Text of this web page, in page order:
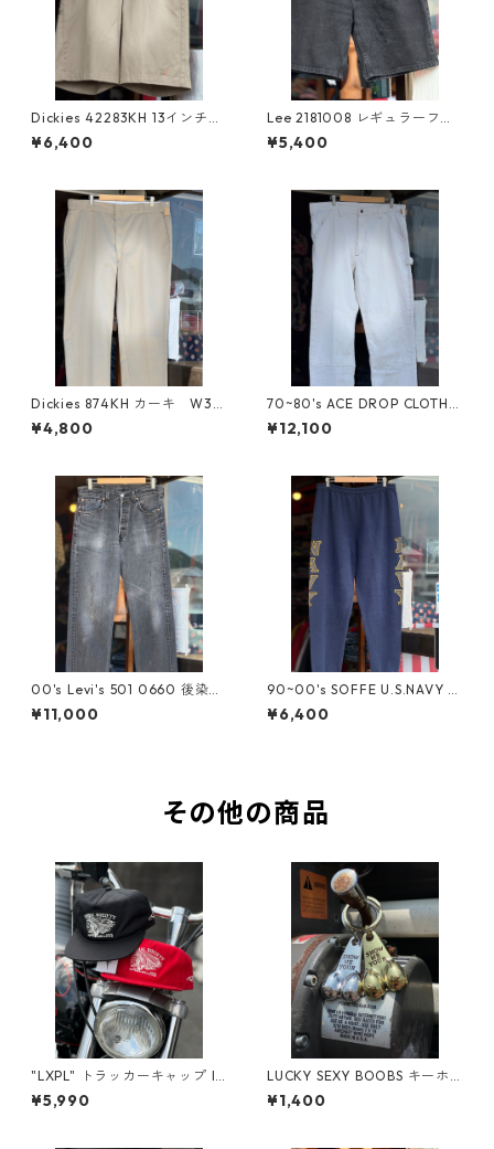
Dickies 42283KH 13インチワ
ークショーツ ルーズフィッ
ト W34×L13 カーキ ワーク
ツ スケーター ストリー
ト 太め ライブ 夏フェ
ス パンク メロコア アメ
カジ VANS バンドTシャツ
¥6,400
Lee 2181008 レギュラーフィ
ットブラックデニムショー
ツ"左綾"W34 メキシコ製 リ
ム 後染めブラック ジッパ
ーフライ 古着 短パン ハ
ーフパンツ
¥5,400
Dickies 874KH カーキ W39
×L29 ディッキーズ ワークパ
ンツ ベージュ US企画 チ
ョン khaki 汚れ アジ デカ
め サカゼン 大きいサイズ
¥4,800
70~80's ACE DROP CLOTH C
O "CENTAUR" コットンツイ
ルダブルニーペインターパン
ー アメリカ製 Tradesman
ワークパンツ アメカジ ユ
ニオンチケット UNION TICK
ET スナップボタン ホワイ
ト 古着 Vintage ヴィンテ
¥12,100
00's Levi's 501 0660 後染め
ブラックストレートデニムパ
ンツ W31×L31 MADE IN U.S.
2001年2月製造 サンベニー
ト工場 アメカジ 黒デニ
¥11,000
90~00's SOFFE U.S.NAVY ト
レーニングスウェットパン
ツ MADE IN U.S.A. Lサイズ
アメリカ海軍 フリーサイ
ズ イージーパンツ
¥6,400
その他の商品
"LXPL" トラッカーキャップ ID
ブラック レッド フリーサ
イズ インディアンヘッド in
¥5,990
LUCKY SEXY BOOBS キーホ
ルダー おっぱい 金 銀
ゴールド シルバー お守
¥1,400